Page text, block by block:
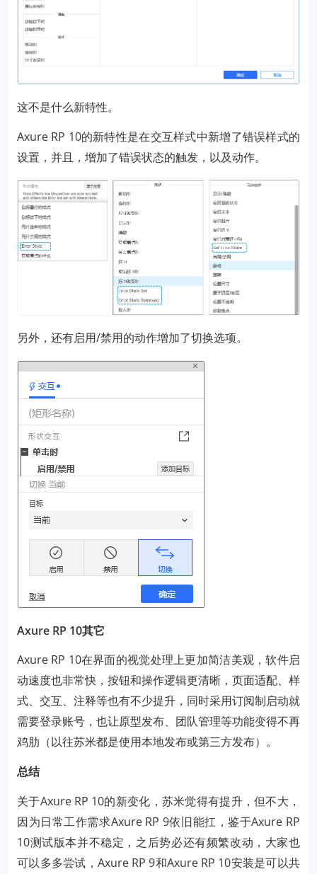
这不是什么新特性。
Axure RP 10的新特性是在交互样式中新增了错误样式的
设置，并且，增加了错误状态的触发，以及动作。
另外，还有启用/禁用的动作增加了切换选项。
Axure RP 10其它
Axure RP 10在界面的视觉处理上更加简洁美观，软件启
动速度也非常快，按钮和操作逻辑更清晰，页面适配、样
式、交互、注释等也有不少提升，同时采用订阅制启动就
需要登录账号，也让原型发布、团队管理等功能变得不再
鸡肋（以往苏米都是使用本地发布或第三方发布）。
总结
关于Axure RP 10的新变化，苏米觉得有提升，但不大，
因为日常工作需求Axure RP 9依旧能扛，鉴于Axure RP
10测试版本并不稳定，之后势必还有频繁改动，大家也
可以多多尝试，Axure RP 9和Axure RP 10安装是可以共